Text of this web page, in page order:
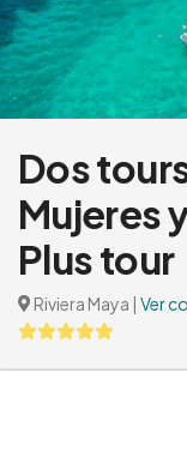
Dos
Mujeres
Plus tour
Riviera Maya | Ver